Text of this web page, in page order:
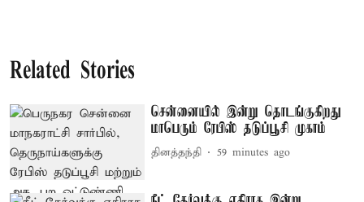
Related Stories
சென்னையில் இன்று தொடங்குகிறது
மாபெரும் ரேபிஸ் தடுப்பூசி முகாம்
தினத்தந்தி 59 minutes ago